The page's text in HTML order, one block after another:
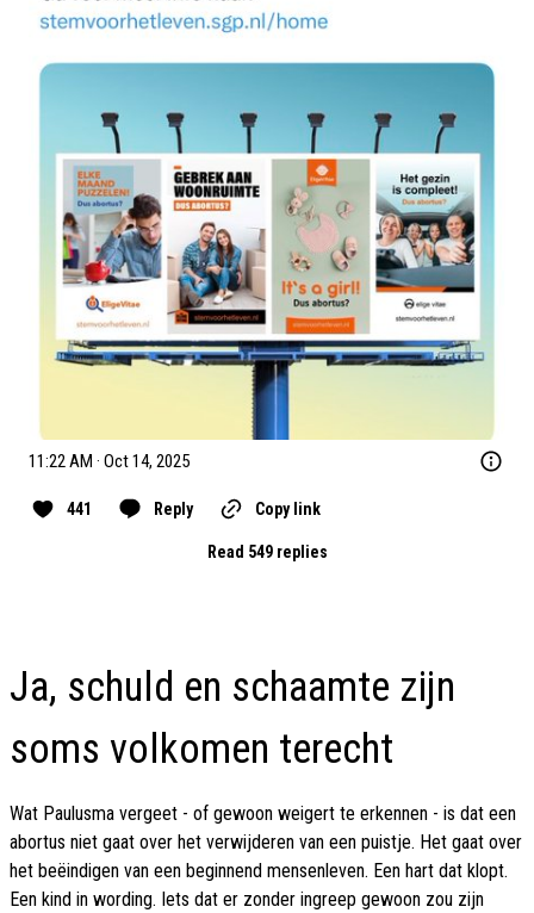
11:22 AM · Oct 14, 2025
441 Reply Copy link
Read 549 replies
Ja, schuld en schaamte zijn
soms volkomen terecht
Wat Paulusma vergeet - of gewoon weigert te erkennen - is dat een
abortus niet gaat over het verwijderen van een puistje. Het gaat over
het beëindigen van een beginnend mensenleven. Een hart dat klopt.
Een kind in wording. Iets dat er zonder ingreep gewoon zou zijn